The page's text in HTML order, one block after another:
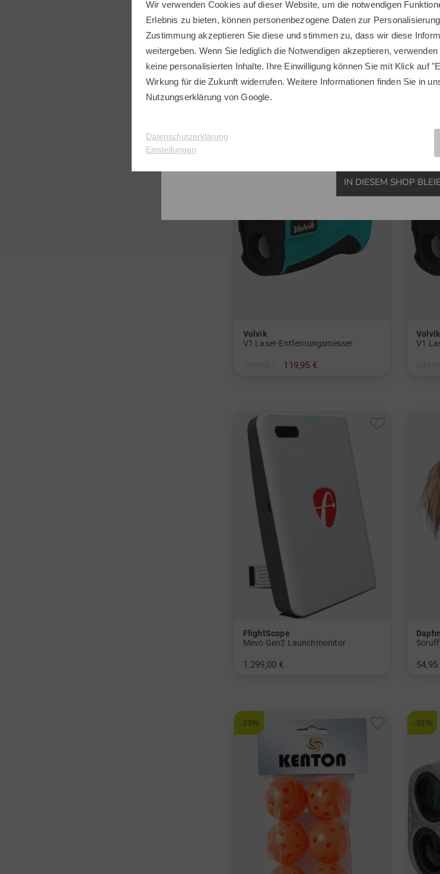
Golf House
3,95 €
in: Einheitsgröße in:
Volvik
V1 Laser-Entfernungsmesser
119,95 €
Volvik
V1
FlightScope
Mevo Gen2 Launchmonitor
1.299,00 € 54,95
-33% -39%
Sie scheinen sich in einem anderen
Möchten Sie den Golf House
IN DIESEM SHOP
Wir verwenden Cookies auf dieser Website, um die notwendigen
Erlebnis zu bieten, können personenbezogene Daten zur
Zustimmung akzeptieren Sie diese und stimmen zu, dass wir diese
weitergeben. Wenn Sie lediglich die Notwendigen akzeptieren,
keine personalisierten Inhalte. Ihre Einwilligung können Sie mit Klick auf
Wirkung für die Zukunft widerrufen. Weitere Informationen finden Sie in
Nutzungserklärung von Google.
Datenschutzerklärung
Einstellungen